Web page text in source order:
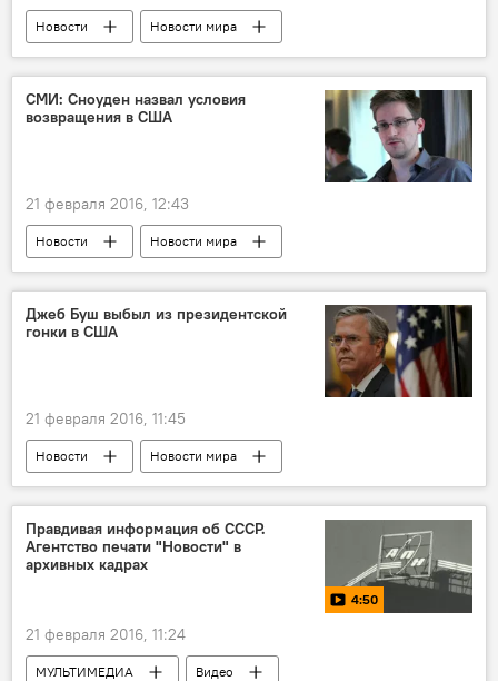
Новости Новости мира
СМИ: Сноуден назвал условия
возвращения в США
21 февраля 2016, 12:43
Новости Новости мира
Джеб Буш выбыл из президентской
гонки в США
21 февраля 2016, 11:45
Новости Новости мира
Правдивая информация об СССР.
Агентство печати "Новости" в
архивных кадрах
4:50
21 февраля 2016, 11:24
МУЛЬТИМЕДИА Видео